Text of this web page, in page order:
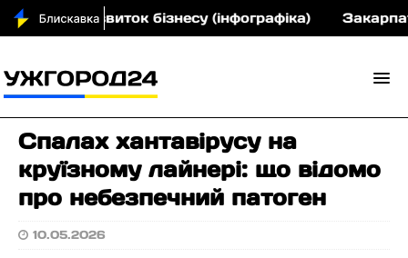
на розвиток бізнесу (інфографіка)
Спалах хантавірусу на
круїзному лайнері: що відомо
про небезпечний патоген
10.05.2026